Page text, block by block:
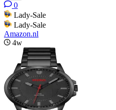
0
Lady-Sale
Lady-Sale
Amazon.nl
4w